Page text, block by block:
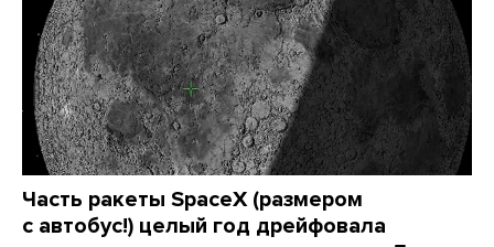
Часть ракеты SpaceX (размером
с автобус!) целый год дрейфовала